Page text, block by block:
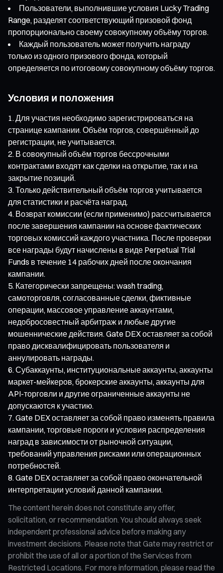
Пользователи, выполнившие условия Lucky Trading
Range, разделят соответствующий призовой фонд
пропорционально своему совокупному объёму торгов.
Каждый пользователь может получить награду
только из одного призового фонда, который
определяется по итоговому совокупному объёму торгов.
Условия и положения
Для участия необходимо зарегистрироваться на
странице кампании. Объём торгов, совершённый до
регистрации, не учитывается.
В совокупный объём торгов бессрочными
контрактами входят как сделки на открытие, так и на
закрытие позиций.
Только действительный объём торгов учитывается
для статистики и расчёта наград.
Возврат комиссии (если применимо) рассчитывается
после завершения кампании на основе фактических
торговых комиссий каждого участника. После проверки
все награды будут начислены в виде Perpetual Trial
Funds в течение 14 рабочих дней после окончания
кампании.
Категорически запрещены: wash trading,
самоторговля, согласованные сделки, фиктивные
операции, массовое управление аккаунтами,
недобросовестный арбитраж и любые другие
мошеннические действия. Gate DEX оставляет за собой
право дисквалифицировать пользователя и
аннулировать награды.
Субаккаунты, институциональные аккаунты, аккаунты
маркет-мейкеров, брокерские аккаунты, аккаунты для
API-торговли и другие ограниченные аккаунты не
допускаются к участию.
Gate DEX оставляет за собой право изменять правила
кампании, торговые пороги и условия распределения
наград в зависимости от рыночной ситуации,
требований управления рисками или операционных
потребностей.
Gate DEX оставляет за собой право окончательной
интерпретации условий данной кампании.
The content herein does not constitute any offer,
solicitation, or recommendation. You should always seek
independent professional advice before making any
investment decisions. Please note that Gate may restrict or
prohibit the use of all or a portion of the Services from
Restricted Locations. For more information, please read the